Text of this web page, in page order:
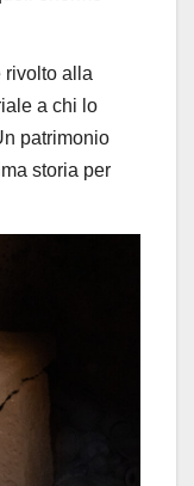
rivolto alla
a chi lo
patrimonio
storia per